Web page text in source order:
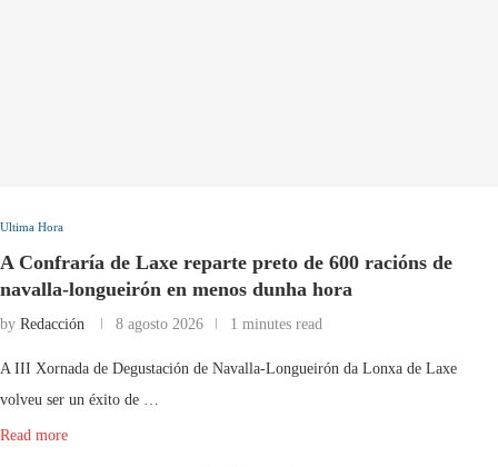
Ultima Hora
A Confraría de Laxe reparte preto de 600 racións de
navalla-longueirón en menos dunha hora
by Redacción 8 agosto 2026 1 minutes read
A III Xornada de Degustación de Navalla-Longueirón da Lonxa de Laxe
volveu ser un éxito de …
Read more